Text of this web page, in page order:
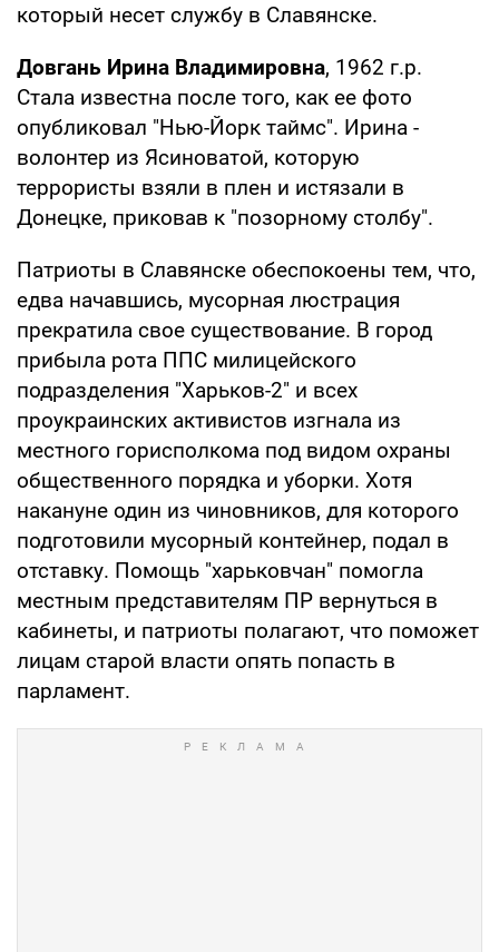
который несет службу в Славянске.
Довгань Ирина Владимировна, 1962 г.р.
Стала известна после того, как ее фото
опубликовал "Нью-Йорк таймс". Ирина -
волонтер из Ясиноватой, которую
террористы взяли в плен и истязали в
Донецке, приковав к "позорному столбу".
Патриоты в Славянске обеспокоены тем, что,
едва начавшись, мусорная люстрация
прекратила свое существование. В город
прибыла рота ППС милицейского
подразделения "Харьков-2" и всех
проукраинских активистов изгнала из
местного горисполкома под видом охраны
общественного порядка и уборки. Хотя
накануне один из чиновников, для которого
подготовили мусорный контейнер, подал в
отставку. Помощь "харьковчан" помогла
местным представителям ПР вернуться в
кабинеты, и патриоты полагают, что поможет
лицам старой власти опять попасть в
парламент.